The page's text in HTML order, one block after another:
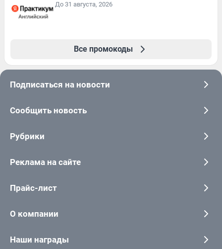
До 31 августа, 2026
Все промокоды
Подписаться на новости
Сообщить новость
Рубрики
Реклама на сайте
Прайс-лист
О компании
Наши награды